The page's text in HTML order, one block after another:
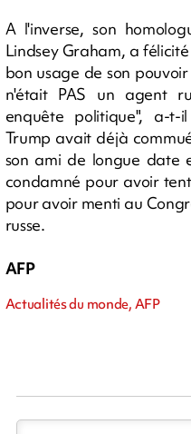
A l'inverse, son
Lindsey Graham, a
bon usage de son
n'était PAS un agent
enquête politique", a-
Trump avait déjà
son ami de longue date
condamné pour avoir
pour avoir menti au
russe.
AFP
Actualités du monde, AFP